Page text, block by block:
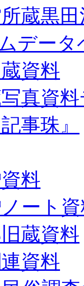
蔵黒
データ
資料
真資
事珠』
料
ート
蔵資料
資料